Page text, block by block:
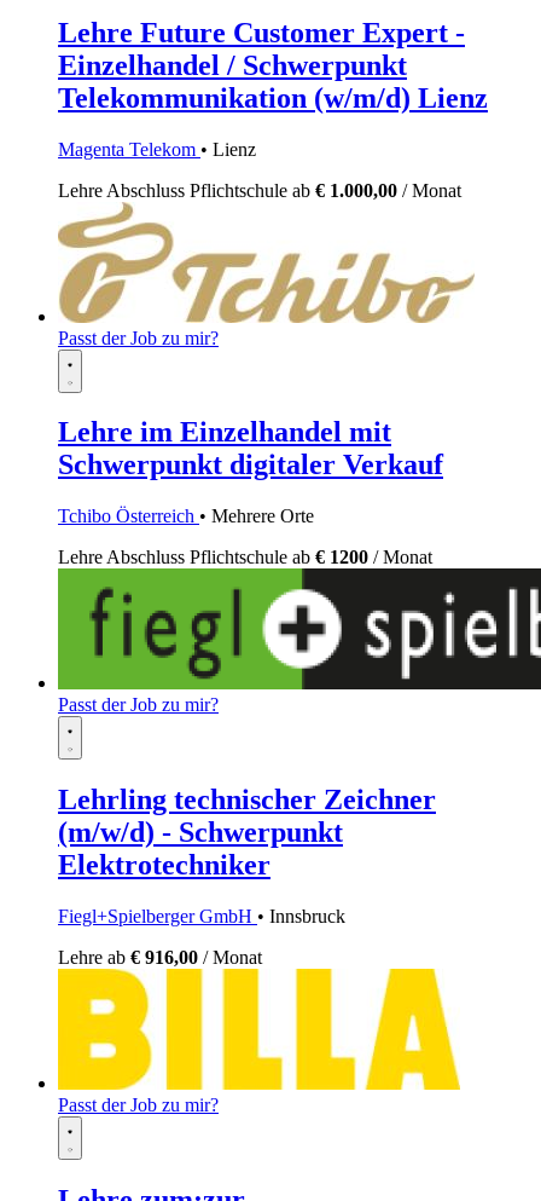
Lehre Future Customer Expert -
Einzelhandel / Schwerpunkt
Telekommunikation (w/m/d) Lienz
Magenta Telekom • Lienz
Lehre Abschluss Pflichtschule ab € 1.000,00 / Monat
Passt der Job zu mir?
Lehre im Einzelhandel mit
Schwerpunkt digitaler Verkauf
Tchibo Österreich • Mehrere Orte
Lehre Abschluss Pflichtschule ab € 1200 / Monat
Passt der Job zu mir?
Lehrling technischer Zeichner
(m/w/d) - Schwerpunkt
Elektrotechniker
Fiegl+Spielberger GmbH • Innsbruck
Lehre ab € 916,00 / Monat
Passt der Job zu mir?